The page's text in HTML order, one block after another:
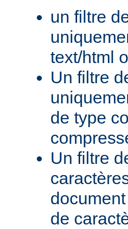
un filtre
text/html
Un filtre
de type
Un filtre
de